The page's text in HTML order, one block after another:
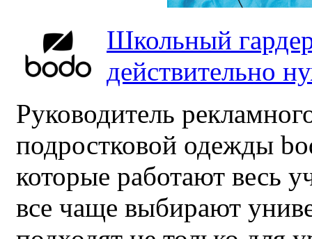
Школьный
действительно
Руководитель
подростковой одежды
которые работают весь
все чаще выбирают